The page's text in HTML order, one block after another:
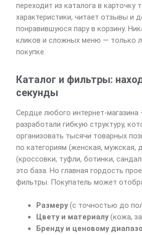
переходит из каталога в карточку
характеристики, читает отзывы и
понравившуюся пару в корзину.
кликов и сложных меню — только
покупке.
Каталог и фильтры:
секунды
Сердце любого интернет-
разработали гибкую структуру,
организовать тысячи товарных
по категориям (женская, мужская,
(кроссовки, туфли, ботинки,
это база. Но главная гордость
фильтры. Покупатель может
Размеру(с точностью до
Цвету и материалу(кожа,
Бренду и ценовому